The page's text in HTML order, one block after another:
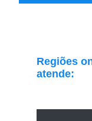
Regiões
atende: